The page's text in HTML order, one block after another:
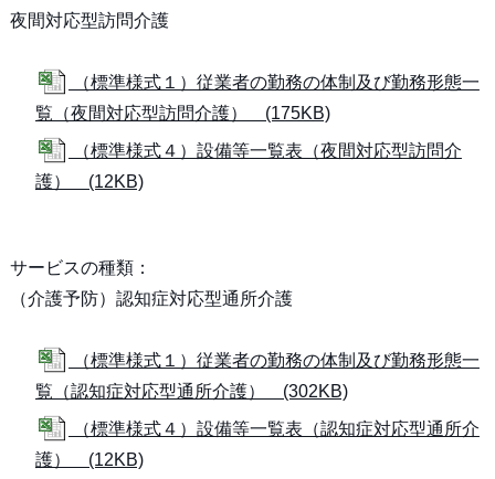
夜間対応型訪問介護
（標準様式１）従業者の勤務の体制及び勤務形態一
覧（夜間対応型訪問介護） (175KB)
（標準様式４）設備等一覧表（夜間対応型訪問介
護） (12KB)
サービスの種類：
（介護予防）認知症対応型通所介護
（標準様式１）従業者の勤務の体制及び勤務形態一
覧（認知症対応型通所介護） (302KB)
（標準様式４）設備等一覧表（認知症対応型通所介
護） (12KB)